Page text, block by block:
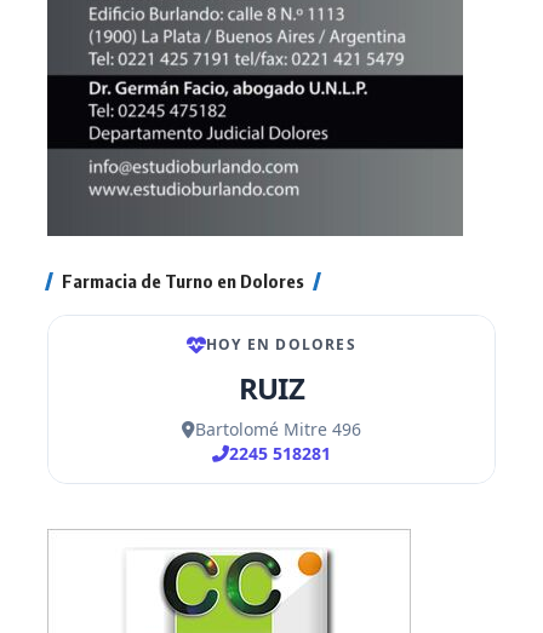
Farmacia de Turno en Dolores